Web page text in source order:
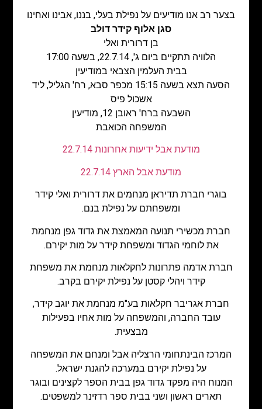
בצער רב אנו מודיעים על נפילת בעלי, בננו, אבינו ואחינו
סגן אלוף קידר דולב
בן דרורית ואלי
הלוויה תתקיים ביום ג', 22.7.14, בשעה 17:00
בבית העלמין הצבאי במודיעין
הסעה תצא בשעה 15:15 מכפר סבא, רח' הגליל, ליד
אשכול פיס
השבעה ברח' ראובן 12, מודיעין
המשפחה הכואבת
מודעת אבל ידיעות אחרונות 22.7.14
מודעת אבל הארץ 22.7.14
בוגרי חברת תדיראן מנחמים את דרורית ואלי קידר
ומשפחתם על נפילת בנם.
חברת מכשירי תנועה המאמצת את גדוד גפן מנחמת
את לוחמי הגדוד ומשפחת קידר על מות יקירם.
חברת אדמה פתרונות לחקלאות מנחמת את משפחת
קידר ויהלי קסטן על נפילת יקירם בקרב.
חברת אגריבר חקלאות בע"מ מנחמת את יוגב קידר,
עובד החברה, והמשפחה על מות אחיו בפעילות
מבצעית.
המרכז הבינתחומי הרצליה אבל ומנחם את המשפחה
על נפילת יקירם במערכה להגנת ישראל.
המנוח היה מפקד גדוד גפן בבית הספר לקצינים ובוגר
תארים ראשון ושני בבית ספר רדזינר למשפטים.